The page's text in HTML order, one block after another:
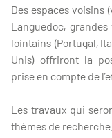
Des espaces voisins
Languedoc,
lointains (Portugal,
Unis) offriront la
prise en compte de
Les travaux qui
thèmes de recherche.